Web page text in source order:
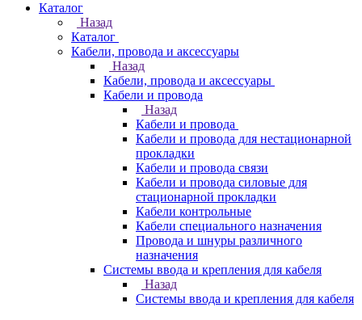
Каталог
Назад
Каталог
Кабели, провода и аксессуары
Назад
Кабели, провода и аксессуары
Кабели и провода
Назад
Кабели и провода
Кабели и провода для нестационарной
прокладки
Кабели и провода связи
Кабели и провода силовые для
стационарной прокладки
Кабели контрольные
Кабели специального назначения
Провода и шнуры различного
назначения
Системы ввода и крепления для кабеля
Назад
Системы ввода и крепления для кабеля